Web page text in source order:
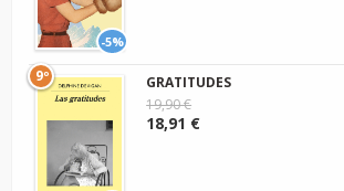
-5%
9º
GRATITUDES
19,90 €
18,91 €